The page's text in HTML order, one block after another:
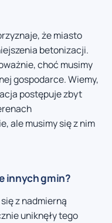
że miasto
betonizacji.
choć musimy
gospodarce. Wiemy,
postępuje zbyt
ale musimy się z nim
innych gmin?
z nadmierną
uniknęły tego